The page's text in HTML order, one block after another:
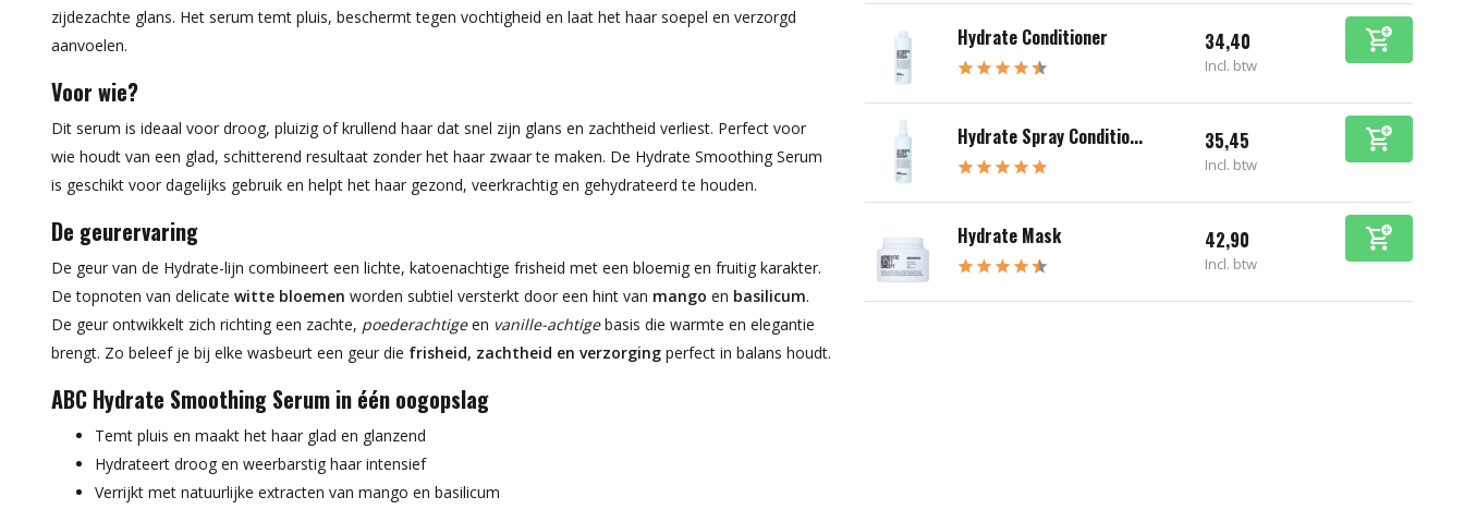
zijdezachte glans. Het serum temt pluis, beschermt tegen vochtigheid en laat het haar soepel en verzorgd
aanvoelen.
Voor wie?
Dit serum is ideaal voor droog, pluizig of krullend haar dat snel zijn glans en zachtheid verliest. Perfect voor
wie houdt van een glad, schitterend resultaat zonder het haar zwaar te maken. De Hydrate Smoothing Serum
is geschikt voor dagelijks gebruik en helpt het haar gezond, veerkrachtig en gehydrateerd te houden.
De geurervaring
De geur van de Hydrate-lijn combineert een lichte, katoenachtige frisheid met een bloemig en fruitig karakter.
De topnoten van delicate witte bloemen worden subtiel versterkt door een hint van mango en basilicum.
De geur ontwikkelt zich richting een zachte, poederachtigeen vanille-achtigebasis die warmte en elegantie
brengt. Zo beleef je bij elke wasbeurt een geur die frisheid, zachtheid en verzorging perfect in balans houdt.
ABC Hydrate Smoothing Serum in één oogopslag
Temt pluis en maakt het haar glad en glanzend
Hydrateert droog en weerbarstig haar intensief
Verrijkt met natuurlijke extracten van mango en basilicum
Hydrate Conditioner 34,40
Incl. btw
Hydrate Spray Conditio... 35,45
Incl. btw
Hydrate Mask 42,90
Incl. btw